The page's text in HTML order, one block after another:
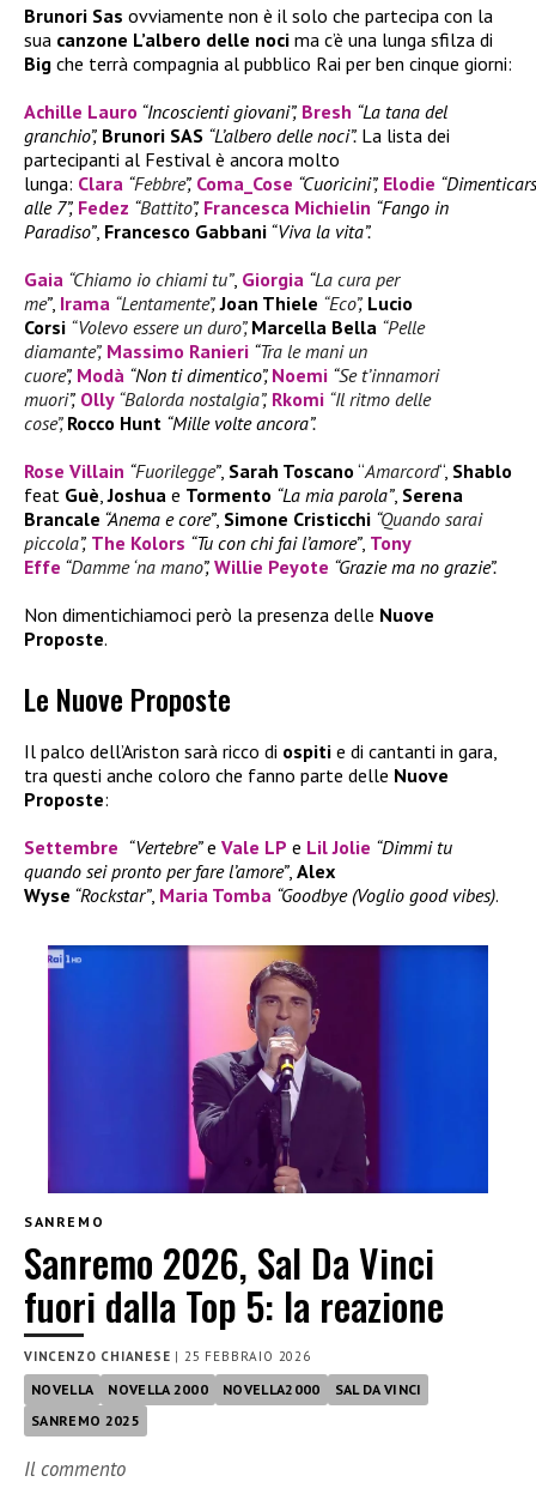
Brunori Sas ovviamente non è il solo che partecipa con la
sua canzone L’albero delle noci ma c’è una lunga sfilza di
Big che terrà compagnia al pubblico Rai per ben cinque giorni:
Achille Lauro “Incoscienti giovani”, Bresh “La tana del
granchio”, Brunori SAS “L’albero delle noci”. La lista dei
partecipanti al Festival è ancora molto
lunga: Clara “Febbre”, Coma_Cose “Cuoricini”, Elodie
alle 7”, Fedez “Battito”, Francesca Michielin “Fango in
Paradiso”, Francesco Gabbani “Viva la vita”.
Gaia “Chiamo io chiami tu”, Giorgia “La cura per
me”, Irama “Lentamente”, Joan Thiele “Eco”, Lucio
Corsi “Volevo essere un duro”, Marcella Bella “Pelle
diamante”, Massimo Ranieri “Tra le mani un
cuore”, Modà “Non ti dimentico”, Noemi “Se t’innamori
muori”, Olly “Balorda nostalgia”, Rkomi “Il ritmo delle
cose”, Rocco Hunt “Mille volte ancora”.
Rose Villain “Fuorilegge”, Sarah Toscano “Amarcord“, Shablo
feat Guè ,Joshua e Tormento “La mia parola”, Serena
Brancale “Anema e core”, Simone Cristicchi “Quando sarai
piccola”, The Kolors “Tu con chi fai l’amore”, Tony
Effe “Damme ‘na mano”, Willie Peyote “Grazie ma no grazie”.
Non dimentichiamoci però la presenza delle Nuove
Proposte.
Le Nuove Proposte
Il palco dell’Ariston sarà ricco di ospiti e di cantanti in gara,
tra questi anche coloro che fanno parte delle Nuove
Proposte:
Settembre “Vertebre”e Vale LP e Lil Jolie “Dimmi tu
quando sei pronto per fare l’amore”, Alex
Wyse “Rockstar”, Maria Tomba “Goodbye (Voglio good vibes).
SANREMO
Sanremo 2026, Sal Da Vinci
fuori dalla Top 5: la reazione
VINCENZO CHIANESE |25 FEBBRAIO 2026
NOVELLA NOVELLA 2000 NOVELLA2000
SAL DA VINCI
SANREMO 2025
Il commento